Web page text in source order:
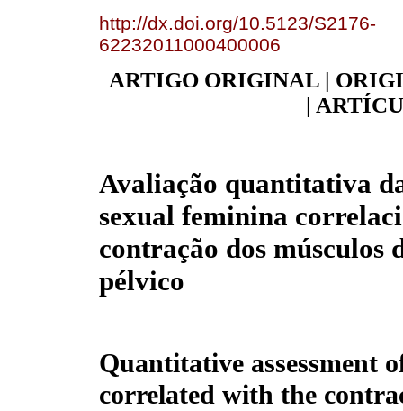
http://dx.doi.org/10.5123/S2176-
62232011000400006
ARTIGO ORIGINAL |
|
Avaliação quantitativa
sexual feminina
contração dos músculos
pélvico
Quantitative assessment
correlated with the